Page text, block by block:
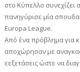
στο Κύπελλο
πανηγύρισε μία
Europa League.
Από ένα πρόβλημα για
αποχώρησαν με
εεξετάσεις ώστε να